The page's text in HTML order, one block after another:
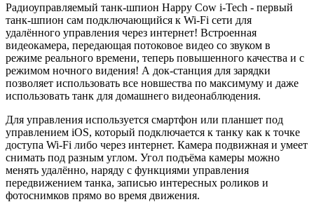
Радиоуправляемый танк-шпион Happy Cow i-Tech - первый
танк-шпион сам подключающийся к Wi-Fi сети для
удалённого управления через интернет! Встроенная
видеокамера, передающая потоковое видео со звуком в
режиме реального времени, теперь повышенного качества и с
режимом ночного видения! А док-станция для зарядки
позволяет использовать все новшества по максимуму и даже
использовать танк для домашнего видеонаблюдения.
Для управления используется смартфон или планшет под
управлением iOS, который подключается к танку как к точке
доступа Wi-Fi либо через интернет. Камера подвижная и умеет
снимать под разным углом. Угол подъёма камеры можно
менять удалённо, наряду с функциями управления
передвижением танка, записью интересных роликов и
фотоснимков прямо во время движения.